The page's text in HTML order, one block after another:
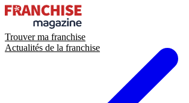
Trouver ma franchise
Actualités de la franchise